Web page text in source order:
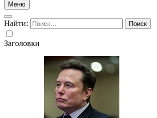
Меню
Найти:
Заголовки